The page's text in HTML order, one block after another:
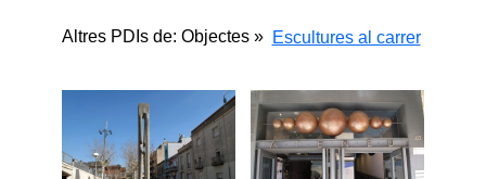
Altres PDIs de: Objectes » Escultures al carrer